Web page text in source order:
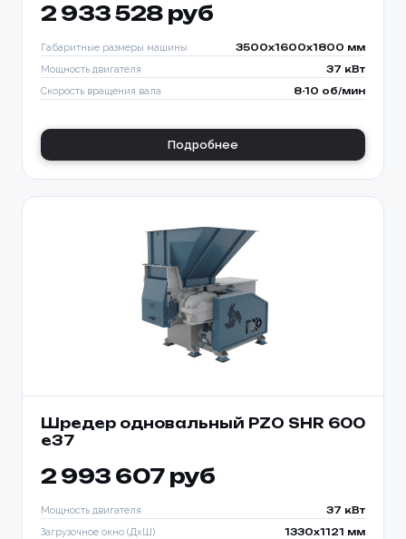
2 933 528 руб
Габаритные размеры машины 3500x1600x1800 мм
Мощность двигателя 37 кВт
Скорость вращения вала 8-10 об/мин
Подробнее
Шредер одновальный PZO SHR 600
е37
2 993 607 руб
Мощность двигателя 37 кВт
Загрузочное окно (ДхШ) 1330x1121 мм